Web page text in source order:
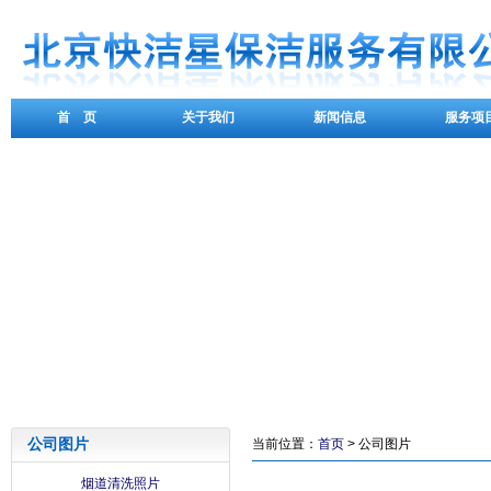
首 页 关于我们 新闻信息 服务项
公司图片
烟道清洗照片
当前位置： 首页 > 公司图片